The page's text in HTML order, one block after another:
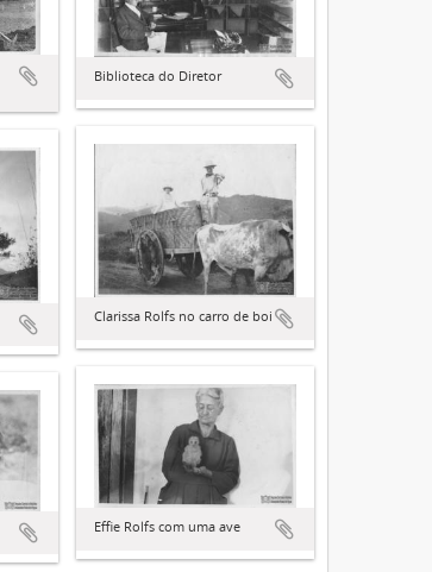
Biblioteca do Diretor
Clarissa Rolfs no carro de boi
Effie Rolfs com uma ave